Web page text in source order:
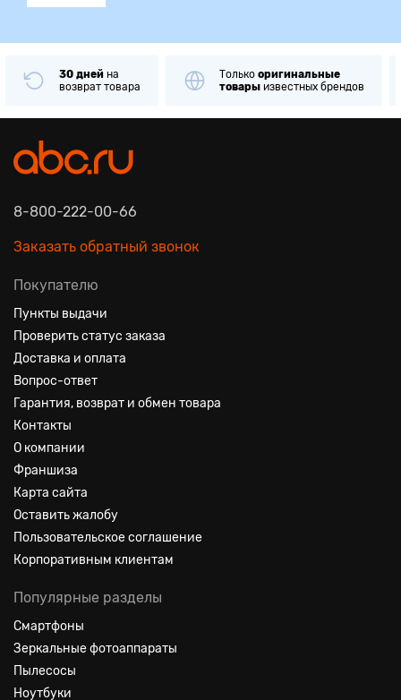
30 дней на
возврат товара
Только оригинальные
товары известных брендов
8-800-222-00-66
Заказать обратный звонок
Покупателю
Пункты выдачи
Проверить статус заказа
Доставка и оплата
Вопрос-ответ
Гарантия, возврат и обмен товара
Контакты
О компании
Франшиза
Карта сайта
Оставить жалобу
Пользовательское соглашение
Корпоративным клиентам
Популярные разделы
Смартфоны
Зеркальные фотоаппараты
Пылесосы
Ноутбуки